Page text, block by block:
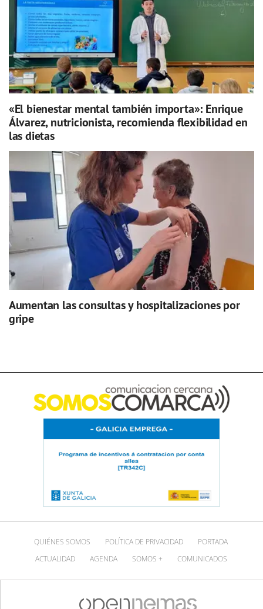
«El bienestar mental también importa»: Enrique
Álvarez, nutricionista, recomienda flexibilidad en
las dietas
Aumentan las consultas y hospitalizaciones por
gripe
QUIÉNES SOMOS POLÍTICA DE PRIVACIDAD
PORTADA
ACTUALIDAD
AGENDA SOMOS + COMUNICADOS